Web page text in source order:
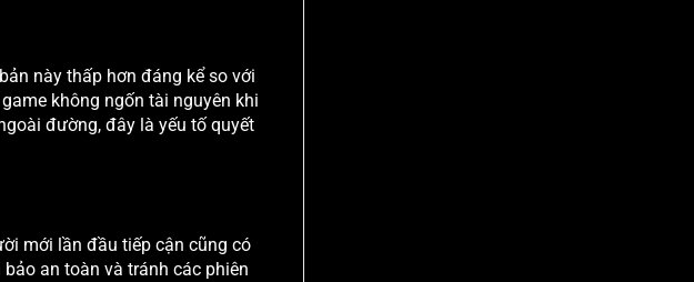
này thấp hơn đáng kể so với
không ngốn tài nguyên khi
đường, đây là yếu tố quyết
mới lần đầu tiếp cận cũng có
an toàn và tránh các phiên